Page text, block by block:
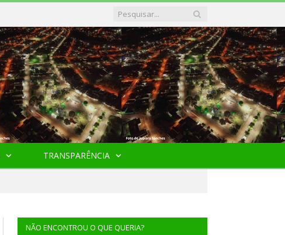
TRANSPARÊNCIA
NÃO ENCONTROU O QUE QUERIA?